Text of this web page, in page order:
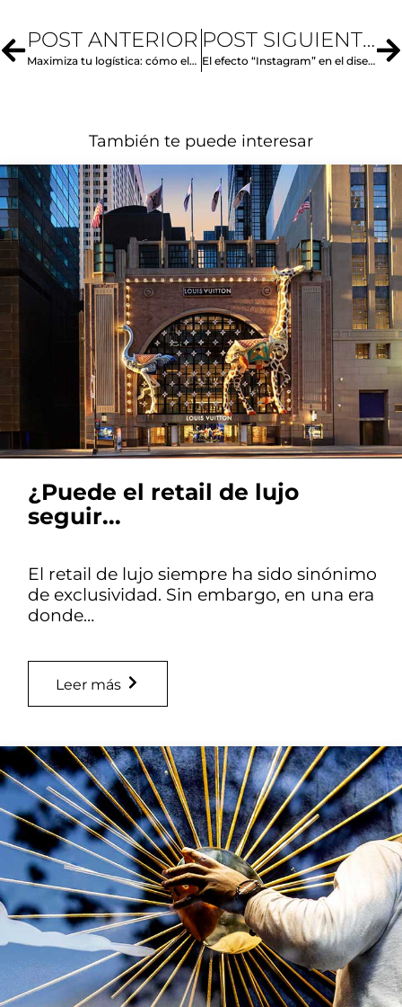
POST ANTERIOR
Maximiza tu logística: cómo elegir un proveedor internacional
POST SIGUIENTE
El efecto “Instagram” en el diseño de espacios físicos
También te puede interesar
¿Puede el retail de lujo
seguir...
El retail de lujo siempre ha sido sinónimo
de exclusividad. Sin embargo, en una era
donde…
Leer más